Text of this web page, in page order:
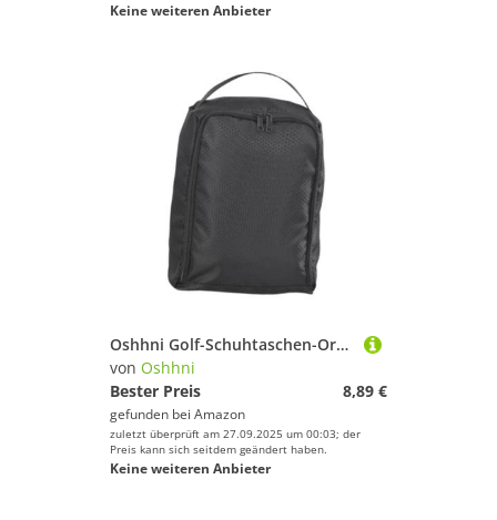
Keine weiteren Anbieter
Oshhni Golf-Schuhtaschen-Organizer, Oxford-Stoff, tragbar, wasserdicht, für Herren und Damen, große Kapazität, atmungsaktiv, Tragetasche für Schuhe, Schwarz
von Oshhni
Bester Preis
8,89 €
gefunden bei Amazon
zuletzt überprüft am 27.09.2025 um 00:03; der
Preis kann sich seitdem geändert haben.
Keine weiteren Anbieter